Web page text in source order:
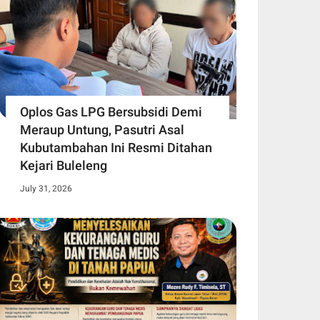
Oplos Gas LPG Bersubsidi Demi
Meraup Untung, Pasutri Asal
Kubutambahan Ini Resmi Ditahan
Kejari Buleleng
July 31, 2026